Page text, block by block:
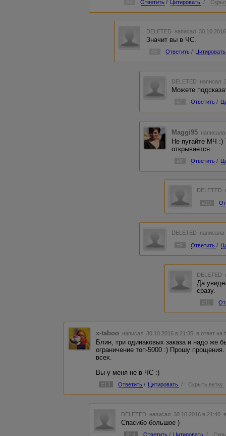
Ответить / Цитировать /
DELETED написал
Значит вы в ЧС.
Ответить / Цитировать
DELETED написал
Можете
Ответить /
Maggi95
Не пугайте МЧ :)
открывается.
#8 Ответить /
DELETED
#10
DELETED
#9 Ответить /
DELETED
Да
сразу.
#11
x-taboo написал 30.10.2016 в 21:35 в ответ на
Блин, три одинаковых заказа и надо же
ограничение топ-5000 :) Прошу
всех.
Вы у меня не в ЧС :)
#13 Ответить / Цитировать / Скрыть ветку
DELETED написал 30.10.2016 в 21:40
Спасибо большое )
#14 Ответить / Цитировать /